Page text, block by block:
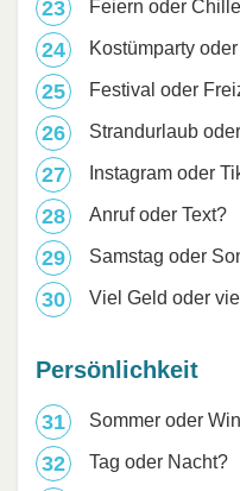
Feiern oder
Kostümparty
Festival oder
Strandurlaub
Instagram oder
Anruf oder Text?
Samstag oder
Viel Geld oder
Persönlichkeit
Sommer oder
Tag oder Nacht?